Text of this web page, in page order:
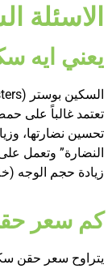
الاسئلة
يعني ايه
تعتمد غالباً على
تحسين نضارتها،
النضارة” وتعمل
زيادة حجم الوجه
كم سعر